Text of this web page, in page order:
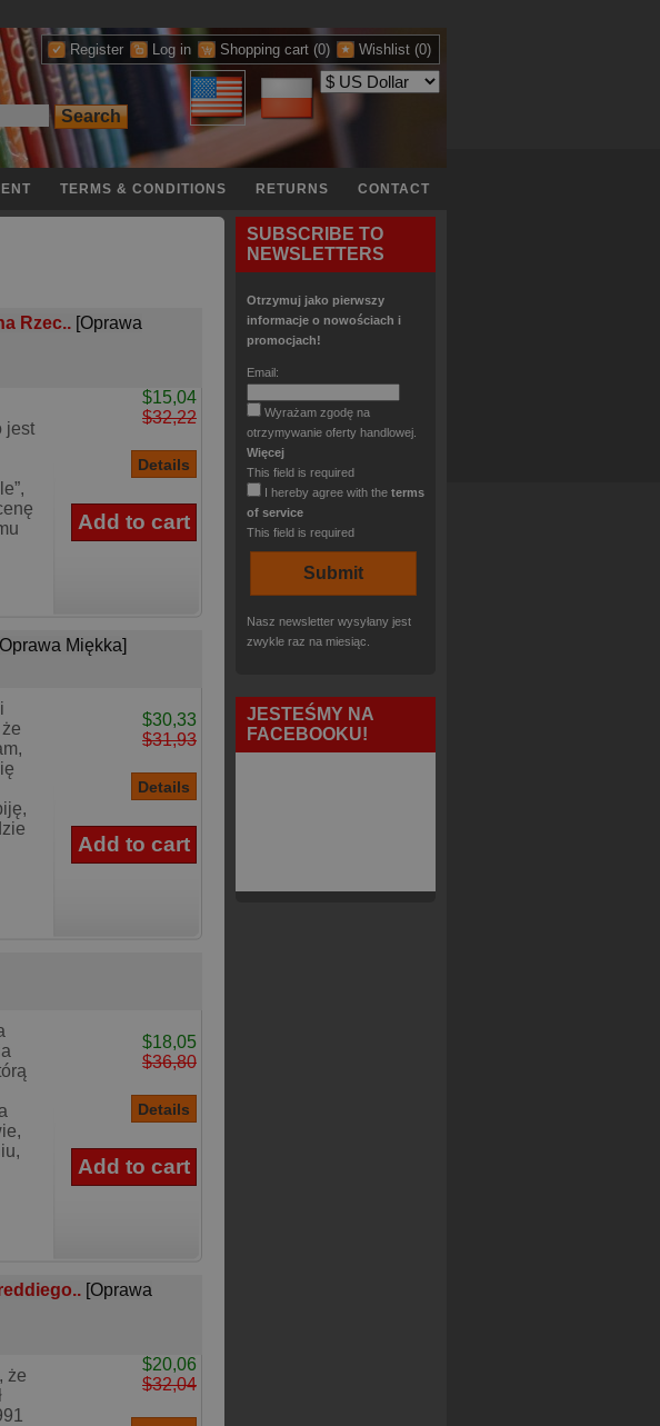
Register Log in Shopping cart (0) Wishlist (0)
TERMS & CONDITIONS RETURNS CONTACT
Rzec.. [Oprawa
jest
$15,04
$32,22
Miękka]
$30,33
$31,93
$18,05
$36,80
[Oprawa
że
$20,06
$32,04
SUBSCRIBE TO
NEWSLETTERS
Otrzymuj jako pierwszy
informacje o nowościach i
promocjach!
Email:
Wyrażam zgodę na
otrzymywanie oferty handlowej.
Więcej
This field is required
I hereby agree with the terms
of service
This field is required
Nasz newsletter wysyłany jest
zwykle raz na miesiąc.
JESTEŚMY NA
FACEBOOKU!